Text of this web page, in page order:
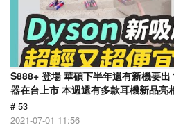
S888+ 登場 華碩下半年還有新機要
器在台上市 本週還有多款耳機新品亮
# 53
2021-07-01 11:56